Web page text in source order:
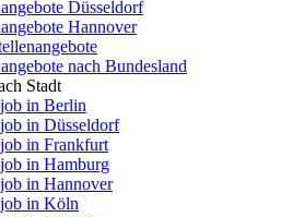
Düsseldorf
Hannover
nach Bundesland
Stadt
in Berlin
in Düsseldorf
in Frankfurt
in Hamburg
in Hannover
in Köln